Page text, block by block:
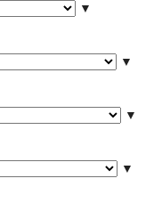
▼
▼
▼
▼